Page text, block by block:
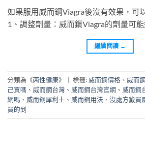
如果服用威而鋼Viagra後沒有效果，可
1、調整劑量：威而鋼Viagra的劑量可
繼續閱讀 →
分類為《两性健康》 標籤: 威而鋼價格 、 威而
己買嗎 、 威而鋼台灣 、 威而鋼台灣官網 、 威而鋼
網嗎 、 威而鋼犀利士 、 威而鋼用法 、 沒處方籤買
買的到